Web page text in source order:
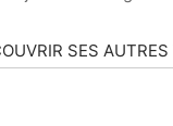
SES AUTRES